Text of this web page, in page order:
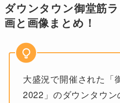
ダウンタウン御堂筋
画と画像まとめ！
大盛況で開催された「
2022」のダウンタウ